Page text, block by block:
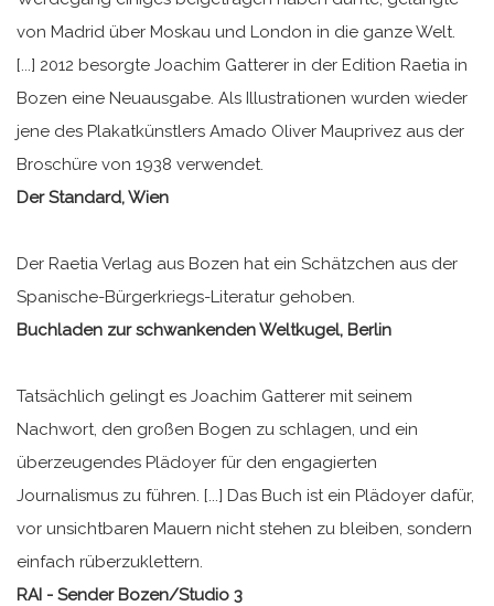
von Madrid über Moskau und London in die ganze Welt.
[...] 2012 besorgte Joachim Gatterer in der Edition Raetia in
Bozen eine Neuausgabe. Als Illustrationen wurden wieder
jene des Plakatkünstlers Amado Oliver Mauprivez aus der
Broschüre von 1938 verwendet.
Der Standard, Wien
Der Raetia Verlag aus Bozen hat ein Schätzchen aus der
Spanische-Bürgerkriegs-Literatur gehoben.
Buchladen zur schwankenden Weltkugel, Berlin
Tatsächlich gelingt es Joachim Gatterer mit seinem
Nachwort, den großen Bogen zu schlagen, und ein
überzeugendes Plädoyer für den engagierten
Journalismus zu führen. [...] Das Buch ist ein Plädoyer dafür,
vor unsichtbaren Mauern nicht stehen zu bleiben, sondern
einfach rüberzuklettern.
RAI - Sender Bozen/Studio 3